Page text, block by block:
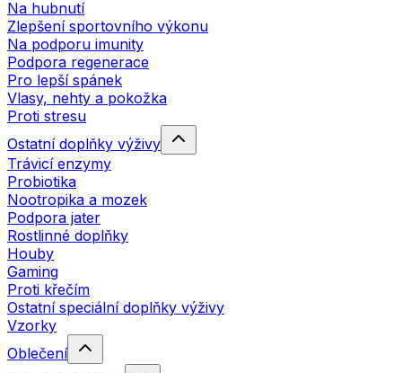
Na hubnutí
Zlepšení sportovního výkonu
Na podporu imunity
Podpora regenerace
Pro lepší spánek
Vlasy, nehty a pokožka
Proti stresu
Ostatní doplňky výživy
Trávicí enzymy
Probiotika
Nootropika a mozek
Podpora jater
Rostlinné doplňky
Houby
Gaming
Proti křečím
Ostatní speciální doplňky výživy
Vzorky
Oblečení